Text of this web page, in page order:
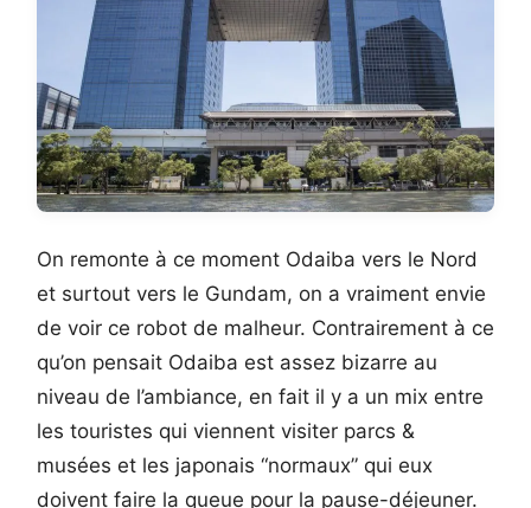
On remonte à ce moment Odaiba vers le Nord
et surtout vers le Gundam, on a vraiment envie
de voir ce robot de malheur. Contrairement à ce
qu’on pensait Odaiba est assez bizarre au
niveau de l’ambiance, en fait il y a un mix entre
les touristes qui viennent visiter parcs &
musées et les japonais “normaux” qui eux
doivent faire la queue pour la pause-déjeuner.